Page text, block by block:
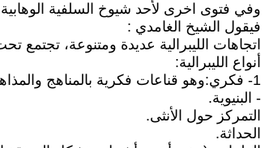
وفي فتوى اخرى لأحد شيوخ السلفية
فيقول الشيخ الغامدي :
اتجاهات الليبرالية عديدة ومتنوعة،
أنواع الليبرالية:
1- فكري:وهو قناعات فكرية بالمناهج والمذاهب التغريبية وبالمسالك العملية مثل:
- البنيوية.
التمركز حول الأنثى.
الحداثة.